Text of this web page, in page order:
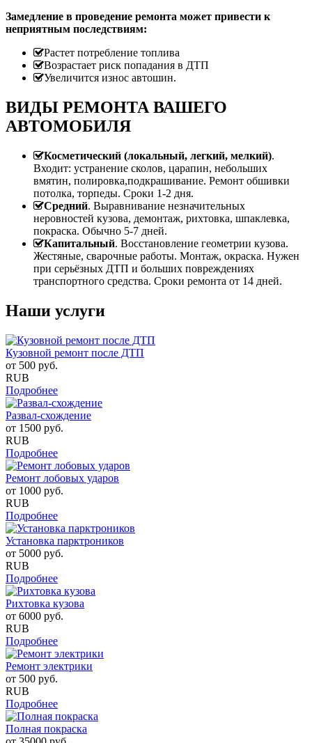
Замедление в проведение ремонта может привести к
неприятным последствиям:
Растет потребление топлива
Возрастает риск попадания в ДТП
Увеличится износ автошин.
ВИДЫ РЕМОНТА ВАШЕГО
АВТОМОБИЛЯ
Косметический (локальный, легкий, мелкий).
Входит: устранение сколов, царапин, небольших
вмятин, полировка,подкрашивание. Ремонт обшивки
потолка, торпеды. Сроки 1-2 дня.
Средний. Выравнивание незначительных
неровностей кузова, демонтаж, рихтовка, шпаклевка,
покраска. Обычно 5-7 дней.
Капитальный. Восстановление геометрии кузова.
Жестяные, сварочные работы. Монтаж, окраска. Нужен
при серьёзных ДТП и больших повреждениях
транспортного средства. Сроки ремонта от 14 дней.
Наши услуги
Кузовной ремонт после ДТП
от 500 руб.
RUB
Подробнее
Развал-схождение
от 1500 руб.
RUB
Подробнее
Ремонт лобовых ударов
от 1000 руб.
RUB
Подробнее
Установка парктроников
от 5000 руб.
RUB
Подробнее
Рихтовка кузова
от 6000 руб.
RUB
Подробнее
Ремонт электрики
от 500 руб.
RUB
Подробнее
Полная покраска